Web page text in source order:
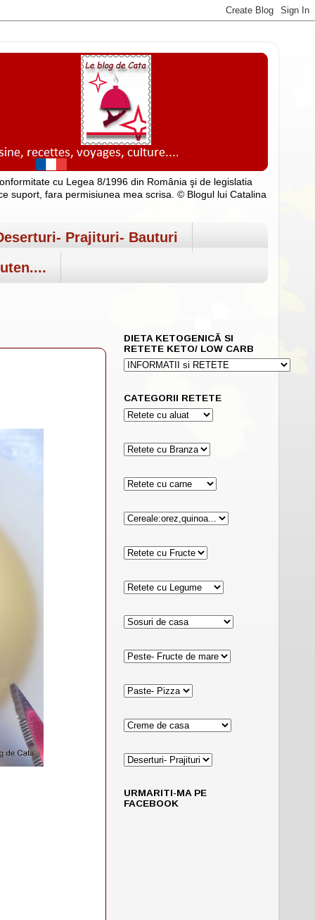
cu Legea 8/1996 din România şi de legislatia
suport, fara permisiunea mea scrisa. © Blogul lui Catalina
Prajituri- Bauturi
DIETA KETOGENICĂ SI
RETETE KETO/ LOW CARB
CATEGORII RETETE
URMARITI-MA PE
FACEBOOK